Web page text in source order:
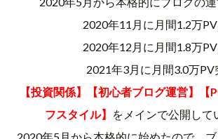
2020年11月に月間1.2万
2020年12月に月間1.8万
2021年3月に月間3.0万PV
【投資関係】【初心者ブログ運営】【
フスタイル】
をメインで公開して